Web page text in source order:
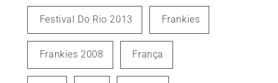
Festival Do Rio 2013 Frankies
Frankies 2008 França